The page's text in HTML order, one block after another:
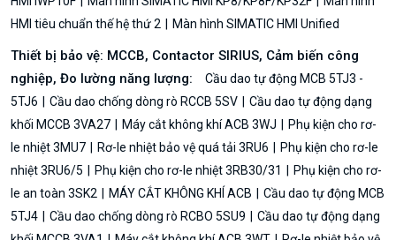
HMI tiêu chuẩn thế hệ thứ 2
Màn hình SIMATIC HMI Unified
Thiết bị bảo vệ: MCCB, Contactor SIRIUS, Cảm biến công
nghiệp, Đo lường năng lượng:
Cầu dao tự động MCB 5TJ3 -
5TJ6
Cầu dao chống dòng rò RCCB 5SV
Cầu dao tự động dạng
khối MCCB 3VA27
Máy cắt không khí ACB 3WJ
Phụ kiện cho rơ-
le nhiệt 3MU7
Rơ-le nhiệt bảo vệ quá tải 3RU6
Phụ kiện cho rơ-le
nhiệt 3RU6/5
Phụ kiện cho rơ-le nhiệt 3RB30/31
Phụ kiện cho rơ-
le an toàn 3SK2
MÁY CẮT KHÔNG KHÍ ACB
Cầu dao tự động MCB
5TJ4
Cầu dao chống dòng rò RCBO 5SU9
Cầu dao tự động dạng